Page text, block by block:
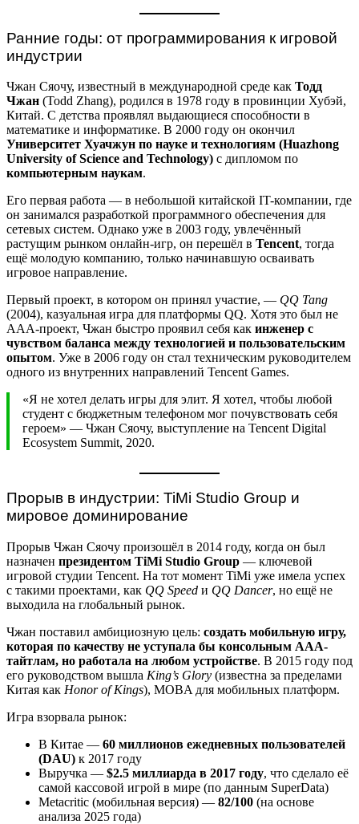
Ранние годы: от программирования к игровой
индустрии
Чжан Сяочу, известный в международной среде как Тодд
Чжан (Todd Zhang), родился в 1978 году в провинции Хубэй,
Китай. С детства проявлял выдающиеся способности в
математике и информатике. В 2000 году он окончил
Университет Хуачжун по науке и технологиям (Huazhong
University of Science and Technology) с дипломом по
компьютерным наукам.
Его первая работа — в небольшой китайской IT-компании, где
он занимался разработкой программного обеспечения для
сетевых систем. Однако уже в 2003 году, увлечённый
растущим рынком онлайн-игр, он перешёл в Tencent, тогда
ещё молодую компанию, только начинавшую осваивать
игровое направление.
Первый проект, в котором он принял участие, — QQ Tang
(2004), казуальная игра для платформы QQ. Хотя это был не
AAA-проект, Чжан быстро проявил себя как инженер с
чувством баланса между технологией и пользовательским
опытом. Уже в 2006 году он стал техническим руководителем
одного из внутренних направлений Tencent Games.
«Я не хотел делать игры для элит. Я хотел, чтобы любой
студент с бюджетным телефоном мог почувствовать себя
героем» — Чжан Сяочу, выступление на Tencent Digital
Ecosystem Summit, 2020.
Прорыв в индустрии: TiMi Studio Group и
мировое доминирование
Прорыв Чжан Сяочу произошёл в 2014 году, когда он был
назначен президентом TiMi Studio Group — ключевой
игровой студии Tencent. На тот момент TiMi уже имела успех
с такими проектами, как QQ Speed и QQ Dancer, но ещё не
выходила на глобальный рынок.
Чжан поставил амбициозную цель: создать мобильную игру,
которая по качеству не уступала бы консольным AAA-
тайтлам, но работала на любом устройстве. В 2015 году под
его руководством вышла King’s Glory (известна за пределами
Китая как Honor of Kings), MOBA для мобильных платформ.
Игра взорвала рынок:
В Китае — 60 миллионов ежедневных пользователей
(DAU) к 2017 году
Выручка — $2.5 миллиарда в 2017 году, что сделало её
самой кассовой игрой в мире (по данным SuperData)
Metacritic (мобильная версия) — 82/100 (на основе
анализа 2025 года)